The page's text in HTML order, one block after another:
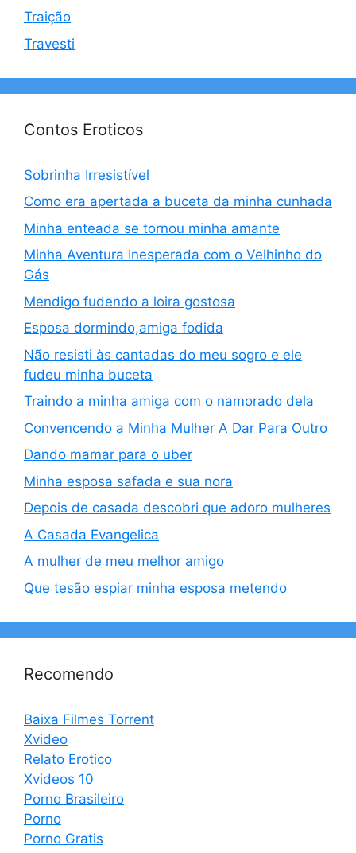
Traição
Travesti
Contos Eroticos
Sobrinha Irresistível
Como era apertada a buceta da minha cunhada
Minha enteada se tornou minha amante
Minha Aventura Inesperada com o Velhinho do
Gás
Mendigo fudendo a loira gostosa
Esposa dormindo,amiga fodida
Não resisti às cantadas do meu sogro e ele
fudeu minha buceta
Traindo a minha amiga com o namorado dela
Convencendo a Minha Mulher A Dar Para Outro
Dando mamar para o uber
Minha esposa safada e sua nora
Depois de casada descobri que adoro mulheres
A Casada Evangelica
A mulher de meu melhor amigo
Que tesão espiar minha esposa metendo
Recomendo
Baixa Filmes Torrent
Xvideo
Relato Erotico
Xvideos 10
Porno Brasileiro
Porno
Porno Gratis